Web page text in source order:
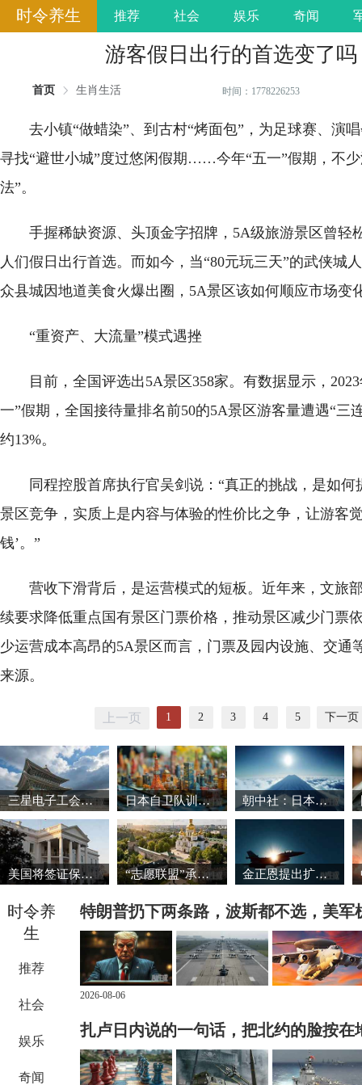
时令养生 推荐 社会 娱乐 奇闻
游客假日出行的首选变了吗
首页 生肖生活 时间：1778226253
去小镇“做蜡染”、到古村“烤面包”，为足球赛、演
寻找“避世小城”度过悠闲假期……今年“五一”假期，不
法”。
手握稀缺资源、头顶金字招牌，5A级旅游景区曾轻
人们假日出行首选。而如今，当“80元玩三天”的武侠城
众县城因地道美食火爆出圈，5A景区该如何顺应市场变
“重资产、大流量”模式遇挫
目前，全国评选出5A景区358家。有数据显示，
一”假期，全国接待量排名前50的5A景区游客量遭遇“三
约13%。
同程控股首席执行官吴剑说：“真正的挑战，是如何
景区竞争，实质上是内容与体验的性价比之争，让游客
钱’。”
营收下滑背后，是运营模式的短板。近年来，文旅
续要求降低重点国有景区门票价格，推动景区减少门票
少运营成本高昂的5A景区而言，门票及园内设施、交通
来源。
上一页 1 2 3 4 5 下一页
三星电子工会暂缓罢工 韩国股市强劲反弹 日本自卫队训练场爆炸事故致3死1重伤 朝中社：日本推动军国主义复活将触碰“红线”
美国将签证保证金国家名单扩大至38国 “志愿联盟”承诺向乌克兰提供安全保障 金正恩提出扩大导弹生产能力的必要性
时令养
生
推荐
社会
娱乐
奇闻
特朗普扔下两条路，波斯都不选，美军
2026-08-06
扎卢日内说的一句话，把北约的脸按在